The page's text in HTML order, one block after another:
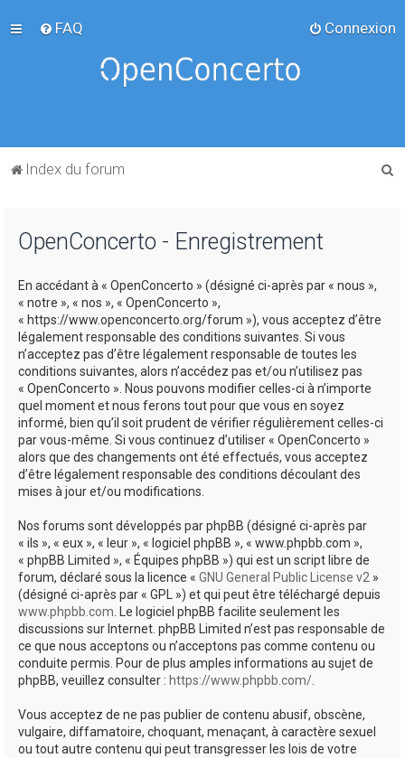
FAQ Connexion
Index du forum
OpenConcerto - Enregistrement
En accédant à « OpenConcerto » (désigné ci-après par « nous »,
« notre », « nos », « OpenConcerto »,
« https://www.openconcerto.org/forum »), vous acceptez d’être
légalement responsable des conditions suivantes. Si vous
n’acceptez pas d’être légalement responsable de toutes les
conditions suivantes, alors n’accédez pas et/ou n’utilisez pas
« OpenConcerto ». Nous pouvons modifier celles-ci à n’importe
quel moment et nous ferons tout pour que vous en soyez
informé, bien qu’il soit prudent de vérifier régulièrement celles-ci
par vous-même. Si vous continuez d’utiliser « OpenConcerto »
alors que des changements ont été effectués, vous acceptez
d’être légalement responsable des conditions découlant des
mises à jour et/ou modifications.
Nos forums sont développés par phpBB (désigné ci-après par
« ils », « eux », « leur », « logiciel phpBB », « www.phpbb.com »,
« phpBB Limited », « Équipes phpBB ») qui est un script libre de
forum, déclaré sous la licence « GNU General Public License v2 »
(désigné ci-après par « GPL ») et qui peut être téléchargé depuis
www.phpbb.com. Le logiciel phpBB facilite seulement les
discussions sur Internet. phpBB Limited n’est pas responsable de
ce que nous acceptons ou n’acceptons pas comme contenu ou
conduite permis. Pour de plus amples informations au sujet de
phpBB, veuillez consulter : https://www.phpbb.com/.
Vous acceptez de ne pas publier de contenu abusif, obscène,
vulgaire, diffamatoire, choquant, menaçant, à caractère sexuel
ou tout autre contenu qui peut transgresser les lois de votre